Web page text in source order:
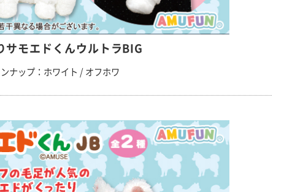
サモエドくんウルトラBIG
ナップ：ホワイト / オフホワ